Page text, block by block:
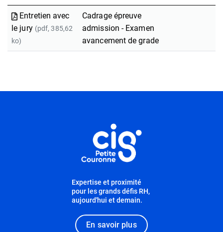
Entretien avec
le jury (pdf, 385,62
ko)
Cadrage épreuve
admission - Examen
avancement de grade
Expertise et proximité
pour les grands défis RH,
aujourd'hui et demain.
En savoir plus